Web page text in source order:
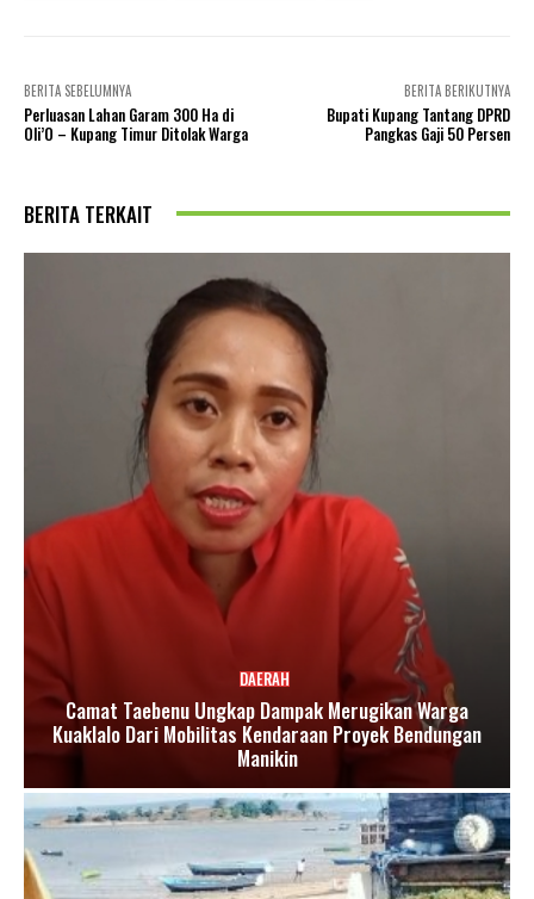
BERITA SEBELUMNYA
Perluasan Lahan Garam 300 Ha di
Oli’O – Kupang Timur Ditolak Warga
BERITA BERIKUTNYA
Bupati Kupang Tantang DPRD
Pangkas Gaji 50 Persen
BERITA TERKAIT
DAERAH
Camat Taebenu Ungkap Dampak Merugikan Warga
Kuaklalo Dari Mobilitas Kendaraan Proyek Bendungan
Manikin